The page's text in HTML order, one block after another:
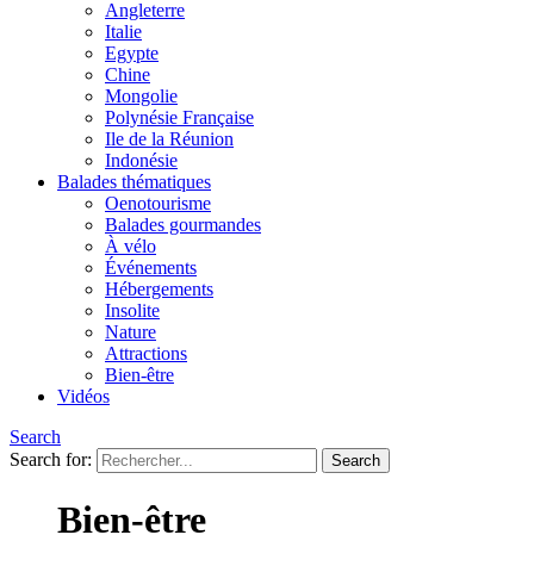
Angleterre
Italie
Egypte
Chine
Mongolie
Polynésie Française
Ile de la Réunion
Indonésie
Balades thématiques
Oenotourisme
Balades gourmandes
À vélo
Événements
Hébergements
Insolite
Nature
Attractions
Bien-être
Vidéos
Search
Search for:
Bien-être